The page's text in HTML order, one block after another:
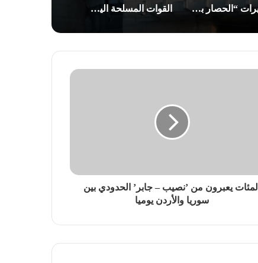
مسِيرات “الحصار بالحصار والتصعيد بالتصعيد” في صنعاء: مستعدون لأثمان المعركة القوات المسلحة اليمنية: إجبار 8 سفن نفطية للعدو السعودي على تغيير مسارها
المئات يعبرون من ’نصيب – جابر’ الحدودي بين
سوريا والأردن يوميا